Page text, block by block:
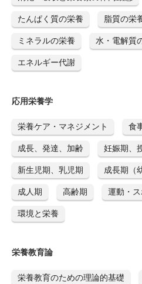
たんぱく質の栄養 脂質の栄
ミネラルの栄養 水・電解質
エネルギー代謝
応用栄養学
栄養ケア・マネジメント 食
成長、発達、加齢 妊娠期、
新生児期、乳児期 成長期（
成人期 高齢期 運動・
環境と栄養
栄養教育論
栄養教育のための理論的基礎